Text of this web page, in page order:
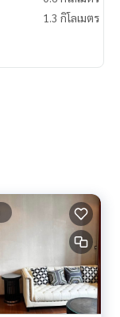
1.3 กิโลเมตร